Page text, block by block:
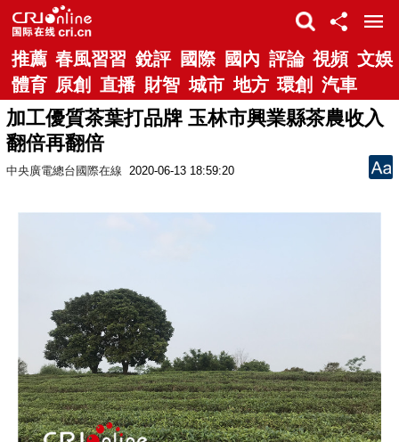
推薦 春風習習 銳評 國際 國內 評論 視頻 文娛
體育 原創 直播 財智 城市 地方 環創 汽車
加工優質茶葉打品牌 玉林市興業縣茶農收入
翻倍再翻倍
中央廣電總台國際在線 2020-06-13 18:59:20